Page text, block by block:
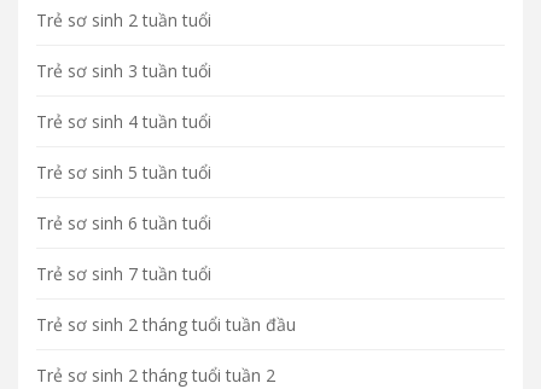
Trẻ sơ sinh 2 tuần tuổi
Trẻ sơ sinh 3 tuần tuổi
Trẻ sơ sinh 4 tuần tuổi
Trẻ sơ sinh 5 tuần tuổi
Trẻ sơ sinh 6 tuần tuổi
Trẻ sơ sinh 7 tuần tuổi
Trẻ sơ sinh 2 tháng tuổi tuần đầu
Trẻ sơ sinh 2 tháng tuổi tuần 2